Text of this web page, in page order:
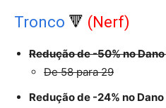
Tronco 🔻 (Nerf)
Redução de -50% no
De 58 para 29
Redução de -24% no